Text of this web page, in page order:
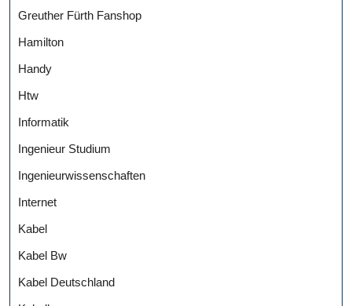
Greuther Fürth Fanshop
Hamilton
Handy
Htw
Informatik
Ingenieur Studium
Ingenieurwissenschaften
Internet
Kabel
Kabel Bw
Kabel Deutschland